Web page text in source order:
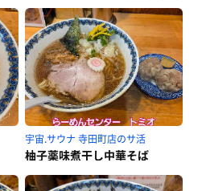
宇宙.サウナ 寺田町店のサ活
柚子薬味煮干し中華そば